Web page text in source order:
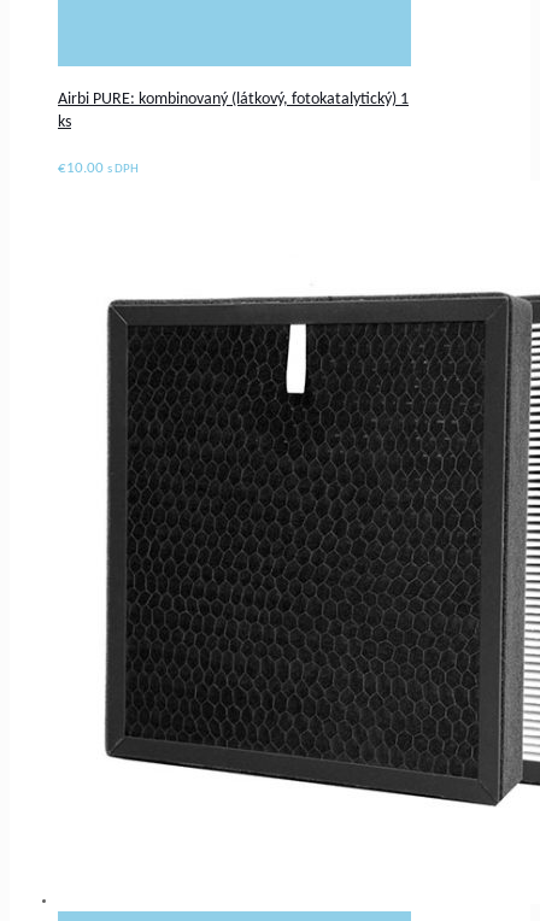
Airbi PURE: kombinovaný (látkový, fotokatalytický) 1
ks
€10.00 s DPH